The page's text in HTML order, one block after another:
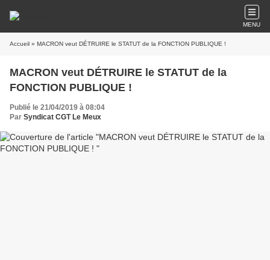
MENU
Accueil » MACRON veut DÉTRUIRE le STATUT de la FONCTION PUBLIQUE !
MACRON veut DÉTRUIRE le STATUT de la
FONCTION PUBLIQUE !
Publié le 21/04/2019 à 08:04
Par Syndicat CGT Le Meux